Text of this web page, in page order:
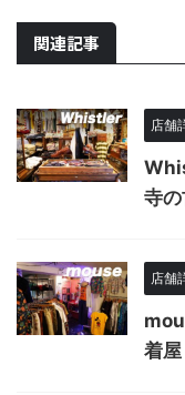
関連記事
店舗
寺
店舗
着屋